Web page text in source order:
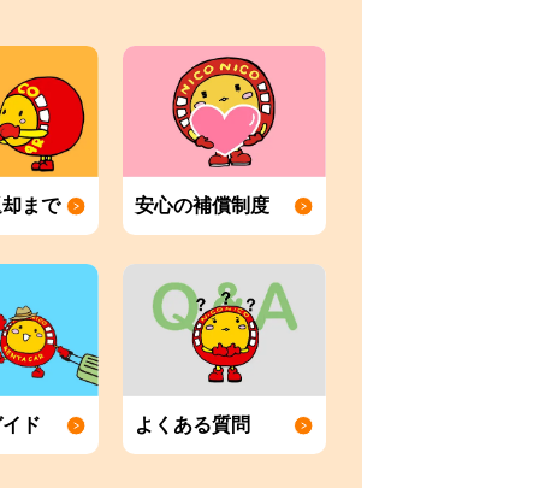
まで 安心の補償制度
ド よくある質問